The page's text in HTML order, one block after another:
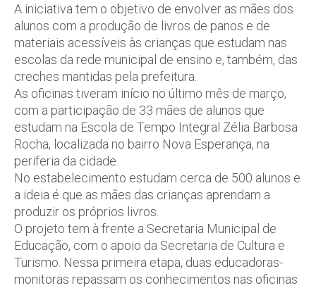
A iniciativa tem o objetivo de envolver as mães dos
alunos com a produção de livros de panos e de
materiais acessíveis às crianças que estudam nas
escolas da rede municipal de ensino e, também, das
creches mantidas pela prefeitura.
As oficinas tiveram início no último mês de março,
com a participação de 33 mães de alunos que
estudam na Escola de Tempo Integral Zélia Barbosa
Rocha, localizada no bairro Nova Esperança, na
periferia da cidade.
No estabelecimento estudam cerca de 500 alunos e
a ideia é que as mães das crianças aprendam a
produzir os próprios livros.
O projeto tem à frente a Secretaria Municipal de
Educação, com o apoio da Secretaria de Cultura e
Turismo. Nessa primeira etapa, duas educadoras-
monitoras repassam os conhecimentos nas oficinas